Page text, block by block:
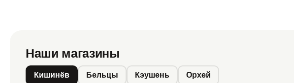
Наши магазины
Кишинёв Бельцы Кэушень Орхей